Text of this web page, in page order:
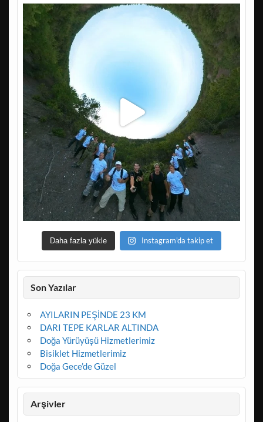
Daha fazla yükle Instagram'da takip et
Son Yazılar
AYILARIN PEŞİNDE 23 KM
DARI TEPE KARLAR ALTINDA
Doğa Yürüyüşü Hizmetlerimiz
Bisiklet Hizmetlerimiz
Doğa Gece’de Güzel
Arşivler